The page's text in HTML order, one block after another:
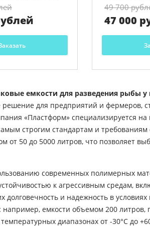
49 700
47 000
емкости для разведения рыбы
решение для предприятий и фермеров,
«Пластформ» специализируется
строгим стандартам и
от 50 до 5000 литров, что позволяет
современных полимерных
к агрессивным средам,
долговечность и надежность в
например, емкости объемом 200
диапазонах от -30°C до